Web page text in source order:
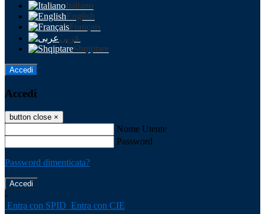
Italiano
English
Français
عربى
Shqiptare
Accedi
Accedi
button close ×
Nome Utente
Password
Password dimenticata?
-
Entra con SPID Entra con CIE